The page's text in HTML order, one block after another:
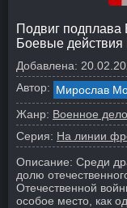
Подвиг подплава
Боевые действия
Добавлена:
Автор: Мирослав
Жанр: Военное
Серия: На линии
Описание: Среди
долю
Отечественной
особое место, как